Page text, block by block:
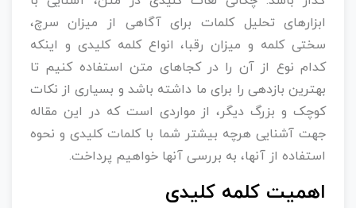
ابزارهای تحلیل کلمات برای آگاهی از میزان سرچ،
سختی کلمه و میزان رقبا، انواع کلمه کلیدی و اینکه
کدام نوع از آن را در کجاهای متن استفاده کنیم تا
بهترین بازدهی را برای ما داشته باشد و بسیاری از نکات
کوچک و بزرگ دیگر، از مواردی است که در این مقاله
جهت آشنایی هرچه بیشتر شما با کلمات کلیدی و نحوه
استفاده از آنها، به بررسی آنها خواهیم پرداخت.
اهمیت کلمه کلیدی